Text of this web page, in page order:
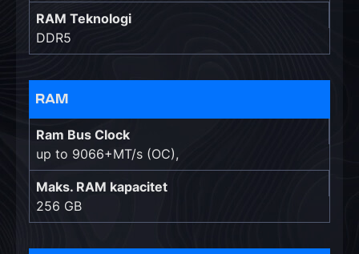
RAM Teknologi
DDR5
RAM
Ram Bus Clock
up to 9066+MT/s (OC),
Maks. RAM kapacitet
256 GB